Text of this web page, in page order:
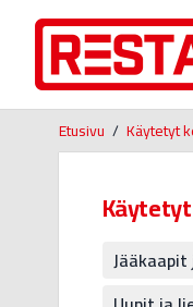
Etusivu / Käytetyt